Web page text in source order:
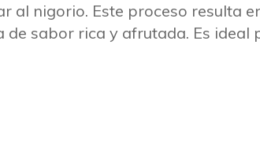
nigorio. Este proceso resulta
sabor rica y afrutada. Es